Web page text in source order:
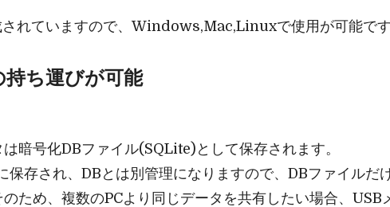
れていますので、Windows,Mac,Linuxで使用が可能です
ち運びが可能
暗号化DBファイル(SQLite)として保存されます。
保存され、DBとは別管理になりますので、DBファイルだ
のため、複数のPCより同じデータを共有したい場合、